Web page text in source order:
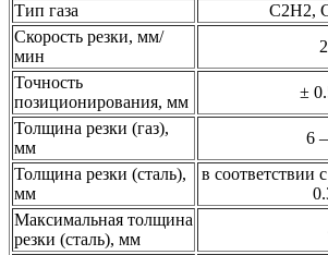
Тип газа
С2Н2,
Скорость резки, мм/
мин
Точность
позиционирования, мм
±
Толщина резки (газ),
мм
6
Толщина резки (сталь),
мм
в соответствии
Максимальная толщина
резки (сталь), мм